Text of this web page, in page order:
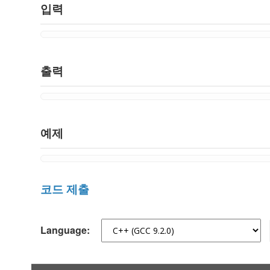
입력
출력
예제
코드 제출
Language: